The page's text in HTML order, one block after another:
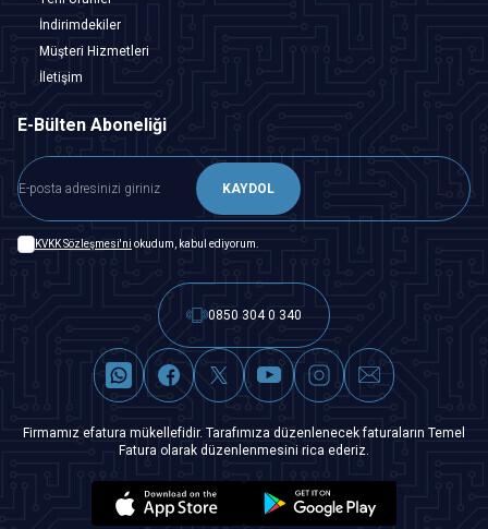
İndirimdekiler
Müşteri Hizmetleri
İletişim
E-Bülten Aboneliği
KAYDOL
KVKK Sözleşmesi'ni okudum, kabul ediyorum.
0850 304 0 340
Firmamız efatura mükellefidir. Tarafımıza düzenlenecek faturaların Temel
Fatura olarak düzenlenmesini rica ederiz.